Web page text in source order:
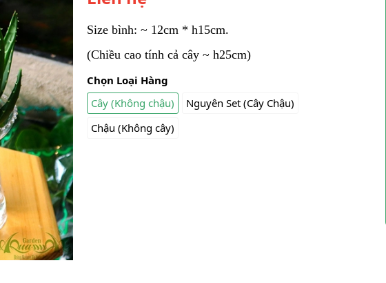
Size bình: ~ 12cm * h15cm.
(Chiều cao tính cả cây ~ h25cm)
Chọn Loại Hàng
Cây (Không chậu)
Nguyên Set (Cây Chậu)
Chậu (Không cây)